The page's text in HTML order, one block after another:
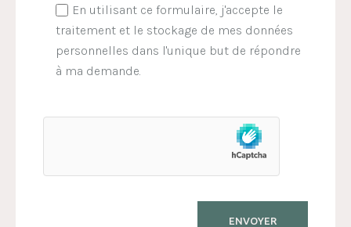
En utilisant ce formulaire, j'accepte le
traitement et le stockage de mes données
personnelles dans l'unique but de répondre
à ma demande.